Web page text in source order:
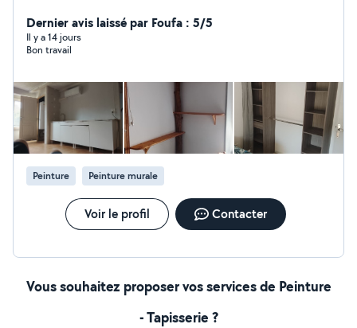
Dernier avis laissé par Foufa : 5/5
Il y a 14 jours
Bon travail
Peinture Peinture murale
Voir le profil Contacter
Vous souhaitez proposer vos services de Peinture
- Tapisserie ?